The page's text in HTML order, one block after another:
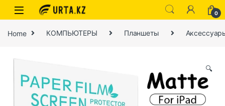
0
Home КОМПЬЮТЕРЫ Планшеты
🔍